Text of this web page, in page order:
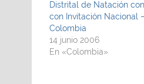
Distrital de Natación
con Invitación Nacional
Colombia
14 junio 2006
En «Colombia»